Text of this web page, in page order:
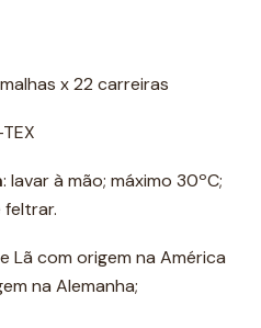
x 22 carreiras
: lavar à mão; máximo 30ºC;
Lã com origem na América
na Alemanha;